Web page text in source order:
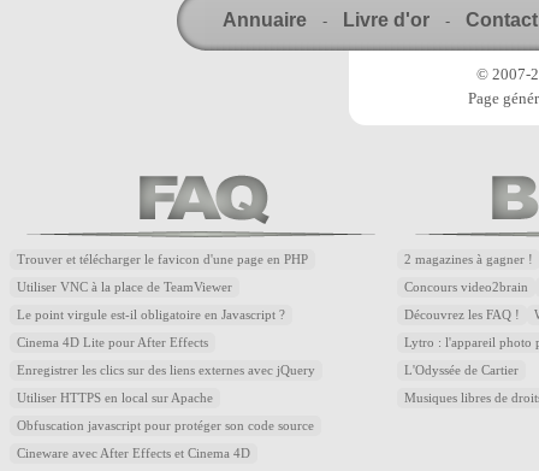
Annuaire - Livre d'or - Contact
© 2007-
Page
Trouver et télécharger le favicon d'une page en PHP
Utiliser VNC à la place de TeamViewer
Le point virgule est-il obligatoire en Javascript ?
Cinema 4D Lite pour After Effects
Enregistrer les clics sur des liens externes avec jQuery
Utiliser HTTPS en local sur Apache
Obfuscation javascript pour protéger son code source
Cineware avec After Effects et Cinema 4D
2 magazines à gagner !
Concours video2brain
Découvrez les FAQ !
Lytro : l'appareil photo
L'Odyssée de Cartier
Musiques libres de